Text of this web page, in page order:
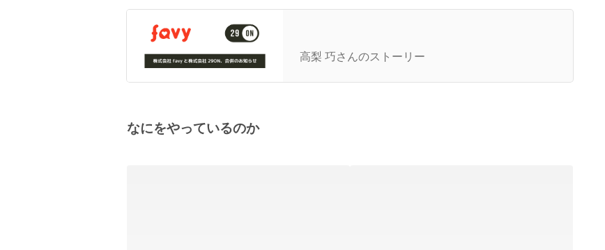
のお知らせ
高梨 巧さんのストーリー
なにをやっているのか